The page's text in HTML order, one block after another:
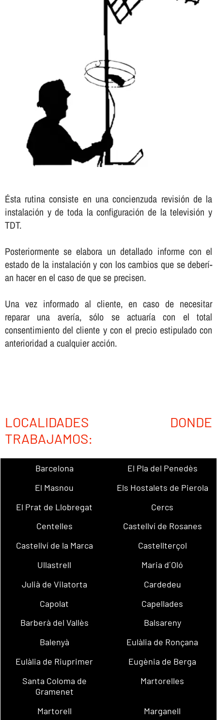
Ésta rutina consiste en una concienzuda revisión de la
instalación y de toda la configuración de la televisión y
TDT.
Posteriormente se elabora un detallado informe con el
estado de la instalación y con los cambios que se deberí­
an hacer en el caso de que se precisen.
Una vez informado al cliente, en caso de necesitar
reparar una averí­a, sólo se actuarí­a con el total
consentimiento del cliente y con el precio estipulado con
anterioridad a cualquier acción.
LOCALIDADES DONDE
TRABAJAMOS:
Barcelona
El Pla del Penedès
El Masnou
Els Hostalets de Pierola
El Prat de Llobregat
Cercs
Centelles
Castellví de Rosanes
Castellví de la Marca
Castellterçol
Ullastrell
Maria d´Oló
Julià de Vilatorta
Cardedeu
Capolat
Capellades
Barberà del Vallès
Balsareny
Balenyà
Eulàlia de Ronçana
Eulàlia de Riuprimer
Eugènia de Berga
Santa Coloma de
Gramenet
Martorelles
Martorell
Marganell